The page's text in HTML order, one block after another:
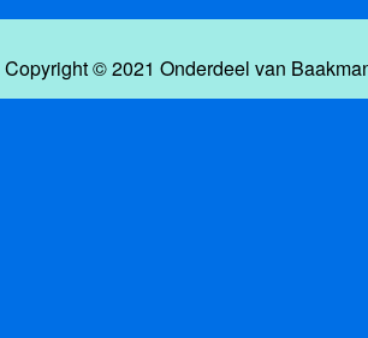
Copyright © 2021 Onderdeel van